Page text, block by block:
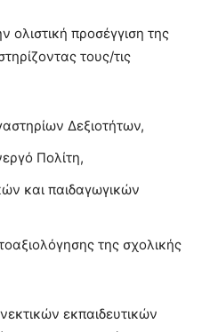
ολιστική προσέγγιση της
τους/τις
Δεξιοτήτων,
Πολίτη,
και παιδαγωγικών
της σχολικής
εκπαιδευτικών